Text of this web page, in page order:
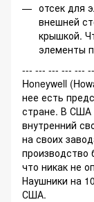
отсек для
внешней
крышкой.
элементы
--- --- --- --- ---
Honeywell
нее есть
стране. В США
внутренний
на своих
производство
что никак не
Наушники на
США.